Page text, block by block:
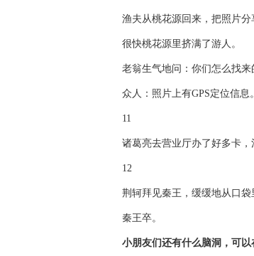
渔夫从桃花源回来，把照片分
很快桃花源里挤满了游人。
老翁生气地问：你们怎么找来
众人：照片上有GPS定位信息。
11
诸葛亮去营业厅办了好多卡
12
荆轲拜见秦王，缓缓地从口袋
秦王卒。
小朋友们还有什么脑洞，可